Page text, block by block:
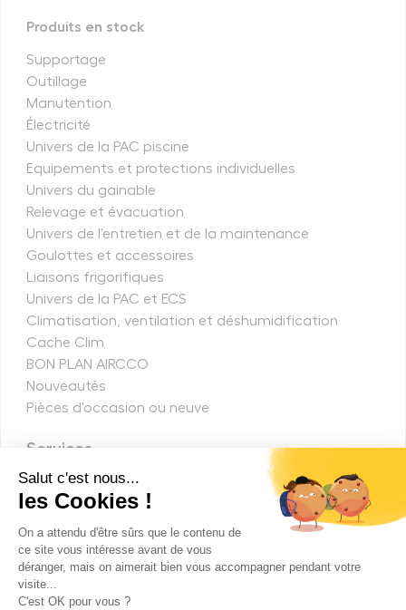
Produits en stock
Supportage
Outillage
Manutention
Électricité
Univers de la PAC piscine
Equipements et protections individuelles
Univers du gainable
Relevage et évacuation
Univers de l'entretien et de la maintenance
Goulottes et accessoires
Liaisons frigorifiques
Univers de la PAC et ECS
Climatisation, ventilation et déshumidification
Cache Clim
BON PLAN AIRCCO
Nouveautés
Pièces d'occasion ou neuve
Services
Pièces détachées
Codes défauts
Réparations de carte
Nos solutions
Demande de